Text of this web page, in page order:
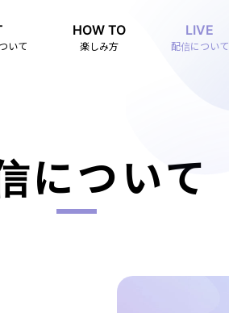
いて
HOW TO
楽しみ方
LIVE
配信について
について